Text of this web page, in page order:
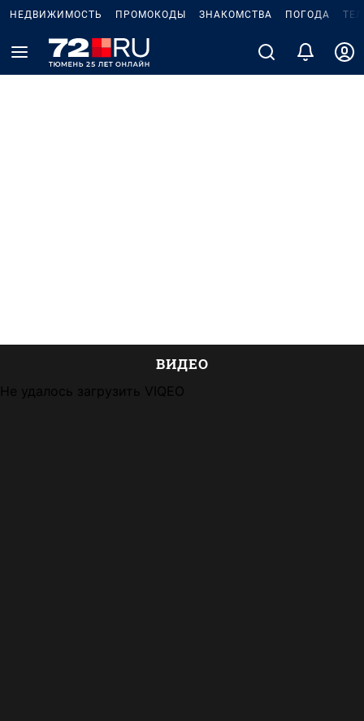
НЕДВИЖИМОСТЬ ПРОМОКОДЫ ЗНАКОМСТВА ПОГОДА
ВИДЕО
Не удалось загрузить VIQEO